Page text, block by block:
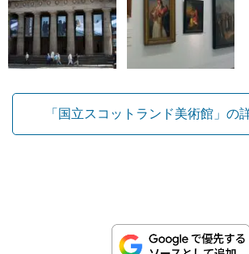
「国立スコットランド美術館」の